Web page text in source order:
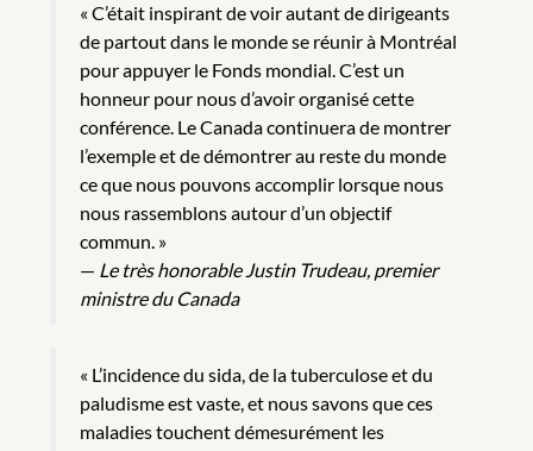
« C’était inspirant de voir autant de dirigeants
de partout dans le monde se réunir à Montréal
pour appuyer le Fonds mondial. C’est un
honneur pour nous d’avoir organisé cette
conférence. Le Canada continuera de montrer
l’exemple et de démontrer au reste du monde
ce que nous pouvons accomplir lorsque nous
nous rassemblons autour d’un objectif
commun. »
— Le très honorable Justin Trudeau, premier
ministre du Canada
« L’incidence du sida, de la tuberculose et du
paludisme est vaste, et nous savons que ces
maladies touchent démesurément les